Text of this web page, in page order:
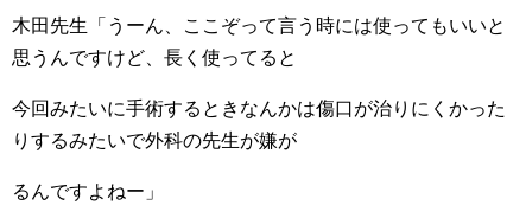
木田先生「うーん、ここぞって言う時には使ってもいいと
思うんですけど、長く使ってると
今回みたいに手術するときなんかは傷口が治りにくかった
りするみたいで外科の先生が嫌が
るんですよねー」